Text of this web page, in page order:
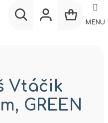
MENU
Vtáčik
GREEN